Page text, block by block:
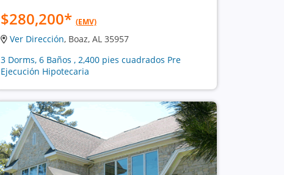
$280,200* (EMV)
Ver Dirección, Boaz, AL 35957
3 Dorms, 6 Baños , 2,400 pies cuadrados Pre
Ejecución Hipotecaria